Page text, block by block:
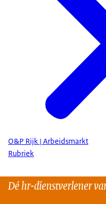
O&P Rijk | Arbeidsmarkt
Rubriek
Dé hr-dienstverlener